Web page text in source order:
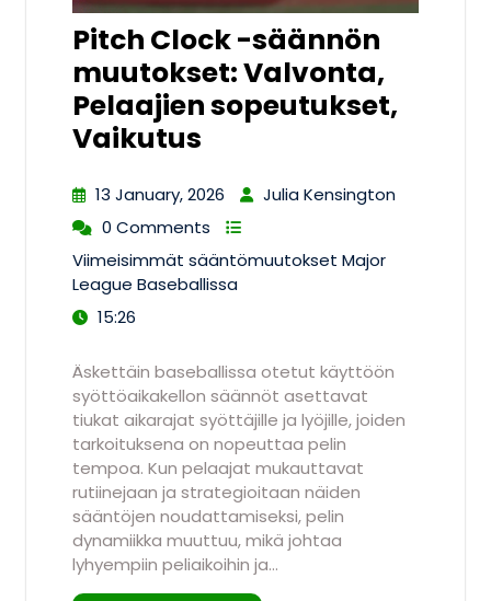
Pitch Clock -säännön
muutokset: Valvonta,
Pelaajien sopeutukset,
Vaikutus
13 January, 2026
Julia Kensington
0 Comments
Viimeisimmät sääntömuutokset Major
League Baseballissa
15:26
Äskettäin baseballissa otetut käyttöön
syöttöaikakellon säännöt asettavat
tiukat aikarajat syöttäjille ja lyöjille, joiden
tarkoituksena on nopeuttaa pelin
tempoa. Kun pelaajat mukauttavat
rutiinejaan ja strategioitaan näiden
sääntöjen noudattamiseksi, pelin
dynamiikka muuttuu, mikä johtaa
lyhyempiin peliaikoihin ja…